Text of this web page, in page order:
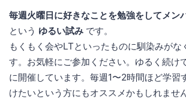
毎週火曜日に好きなことを勉強をしてメン
という ゆるい試み です。
もくもく会やLTといったものに馴染みがな
す。お気軽にご参加ください。ゆるく続け
に開催しています。毎週1〜2時間ほど学習
けたいという方にもオススメかもしれませ